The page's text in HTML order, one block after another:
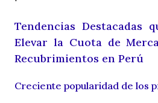
Tendencias Destacadas
Elevar la Cuota de
Recubrimientos en Perú
Creciente popularidad de los